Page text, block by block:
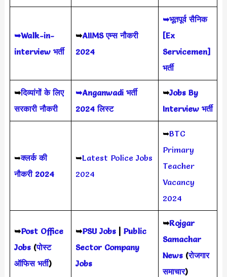
➥Walk-in-
interview भर्ती
➥AIIMS एम्स नौकरी
2024
➥भूतपूर्व सैनिक
[Ex
Servicemen]
भर्ती
➥दिव्यांगों के लिए
सरकारी नौकरी
➥Anganwadi भर्ती
2024 लिस्ट
➥Jobs By
Interview भर्ती
➥क्लर्क की
नौकरी 2024
➥Latest Police Jobs
2024
➥BTC
Primary
Teacher
Vacancy
2024
➥Post Office
Jobs(पोस्ट
ऑफिस भर्ती)
➥PSU Jobs| Public
Sector Company
Jobs
➥Rojgar
Samachar
News(रोजगार
समाचार)